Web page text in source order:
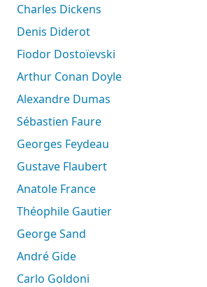
Charles Dickens
Denis Diderot
Fiodor Dostoïevski
Arthur Conan Doyle
Alexandre Dumas
Sébastien Faure
Georges Feydeau
Gustave Flaubert
Anatole France
Théophile Gautier
George Sand
André Gide
Carlo Goldoni